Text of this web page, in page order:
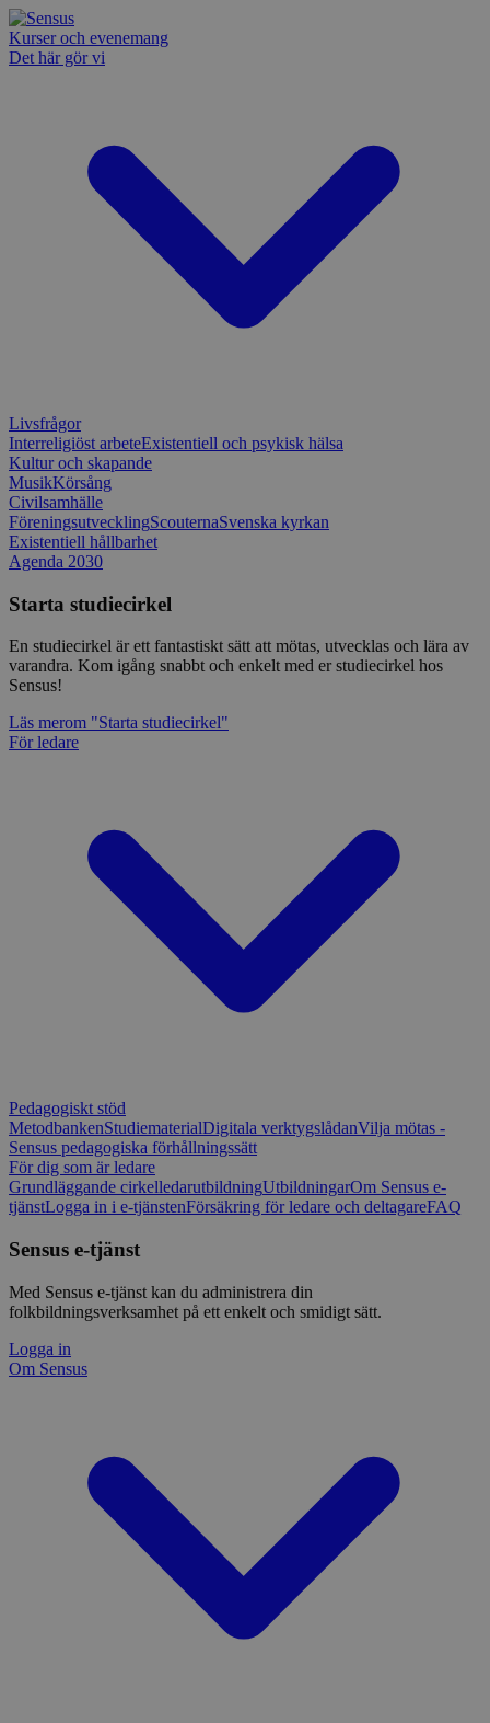
Kurser och evenemang
Det här gör vi
Livsfrågor
Interreligiöst arbeteExistentiell och psykisk hälsa
Kultur och skapande
MusikKörsång
Civilsamhälle
FöreningsutvecklingScouternaSvenska kyrkan
Existentiell hållbarhet
Agenda 2030
Starta studiecirkel
En studiecirkel är ett fantastiskt sätt att mötas, utvecklas och lära av
varandra. Kom igång snabbt och enkelt med er studiecirkel hos
Sensus!
Läs merom "Starta studiecirkel"
För ledare
Pedagogiskt stöd
MetodbankenStudiematerialDigitala verktygslådanVilja mötas -
Sensus pedagogiska förhållningssätt
För dig som är ledare
Grundläggande cirkelledarutbildningUtbildningarOm Sensus e-
tjänstLogga in i e-tjänstenFörsäkring för ledare och deltagareFAQ
Sensus e-tjänst
Med Sensus e-tjänst kan du administrera din
folkbildningsverksamhet på ett enkelt och smidigt sätt.
Logga in
Om Sensus